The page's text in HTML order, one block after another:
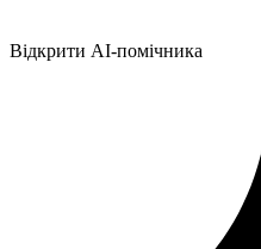
Відкрити AI-помічника